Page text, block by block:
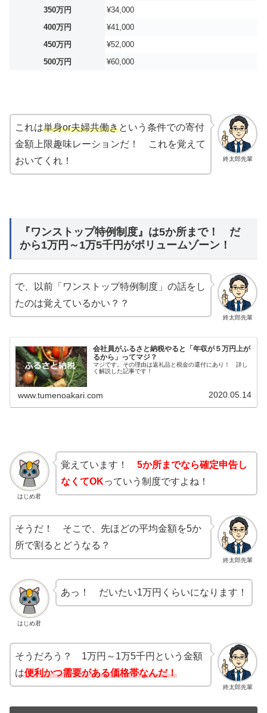
350万円
¥34,000
400万円
¥41,000
450万円
¥52,000
500万円
¥60,000
終太郎先輩
これは単身or夫婦共働きという条件での寄付
金額上限趣味レーションだ！ これを覚えて
おいてくれ！
『ワンストップ特例制度』は5か所まで！ だ
から1万円～1万5千円がボリュームゾーン！
終太郎先輩
で、以前「ワンストップ特例制度」の話をし
たのは覚えているかい？？
会社員がふるさと納税やると「年収が５万円上が
るから」ってマジ？
マジです。その理由は返礼品と税金の還付にあり！ 詳し
く解説した記事です！
www.tumenoakari.com 2020.05.14
はじめ君
覚えています！ 5か所までなら確定申告し
なくてOKっていう制度ですよね！
終太郎先輩
そうだ！ そこで、先ほどの平均金額を5か
所で割るとどうなる？
はじめ君
あっ！ だいたい1万円くらいになります！
終太郎先輩
そうだろう？ 1万円～1万5千円という金額
は便利かつ需要がある価格帯なんだ！